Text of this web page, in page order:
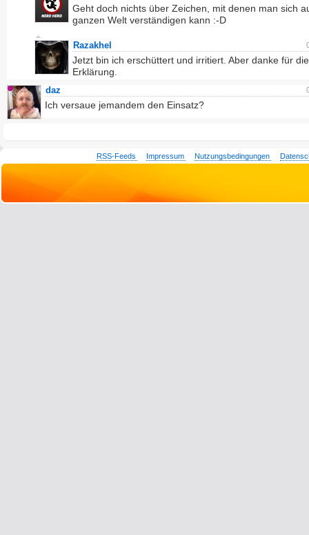
Geht doch nichts über Zeichen, mit denen man sich
ganzen Welt verständigen kann :-D
Razakhel
Jetzt bin ich erschüttert und irritiert. Aber danke für die
Erklärung.
daz
Ich versaue jemandem den Einsatz?
RSS-Feeds Impressum Nutzungsbedingungen